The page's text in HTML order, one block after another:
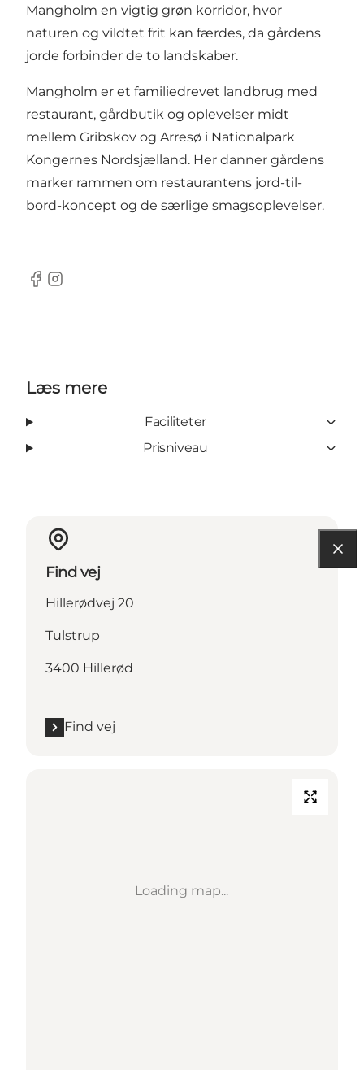
Mangholm en vigtig grøn korridor, hvor
naturen og vildtet frit kan færdes, da gårdens
jorde forbinder de to landskaber.
Mangholm er et familiedrevet landbrug med
restaurant, gårdbutik og oplevelser midt
mellem Gribskov og Arresø i Nationalpark
Kongernes Nordsjælland. Her danner gårdens
marker rammen om restaurantens jord-til-
bord-koncept og de særlige smagsoplevelser.
Facebook
Instagram
Læs mere
Faciliteter
Prisniveau
Find vej
Hillerødvej 20
Tulstrup
3400 Hillerød
Find vej
Loading map...